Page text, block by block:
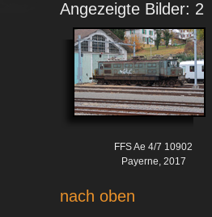
Angezeigte Bilder: 2
FFS Ae 4/7 10902
Payerne, 2017
nach oben